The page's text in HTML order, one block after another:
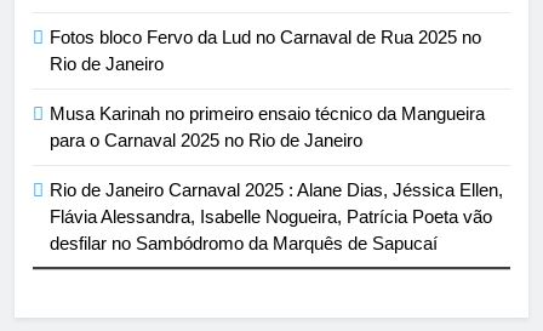
Fotos bloco Fervo da Lud no Carnaval de Rua 2025 no
Rio de Janeiro
Musa Karinah no primeiro ensaio técnico da Mangueira
para o Carnaval 2025 no Rio de Janeiro
Rio de Janeiro Carnaval 2025 : Alane Dias, Jéssica Ellen,
Flávia Alessandra, Isabelle Nogueira, Patrícia Poeta vão
desfilar no Sambódromo da Marquês de Sapucaí